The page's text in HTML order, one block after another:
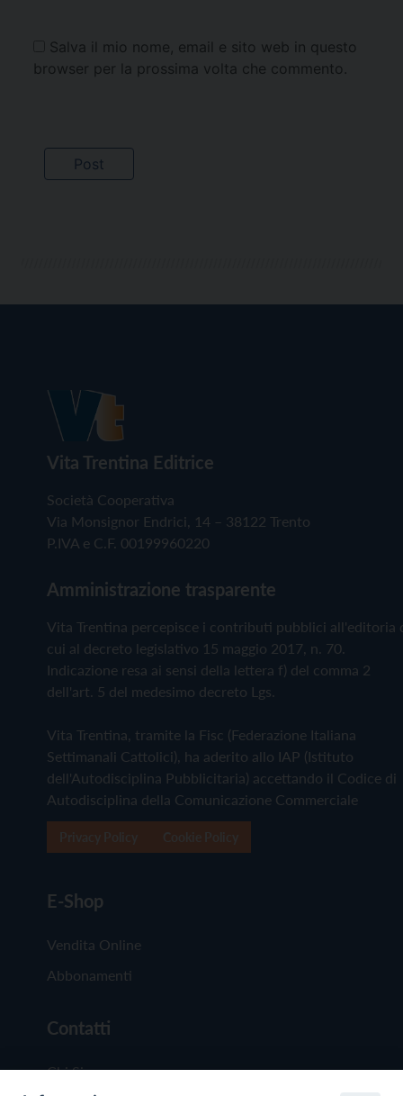
Salva il mio nome, email e sito web in questo
browser per la prossima volta che commento.
Vita Trentina Editrice
Società Cooperativa
Via Monsignor Endrici, 14 – 38122 Trento
P.IVA e C.F. 00199960220
Amministrazione trasparente
Vita Trentina percepisce i contributi pubblici all'editoria
cui al decreto legislativo 15 maggio 2017, n. 70.
Indicazione resa ai sensi della lettera f) del comma 2
dell'art. 5 del medesimo decreto Lgs.
Vita Trentina, tramite la Fisc (Federazione Italiana
Settimanali Cattolici), ha aderito allo IAP (Istituto
dell'Autodisciplina Pubblicitaria) accettando il Codice di
Autodisciplina della Comunicazione Commerciale
E-Shop
Vendita Online
Abbonamenti
Contatti
Chi Siamo